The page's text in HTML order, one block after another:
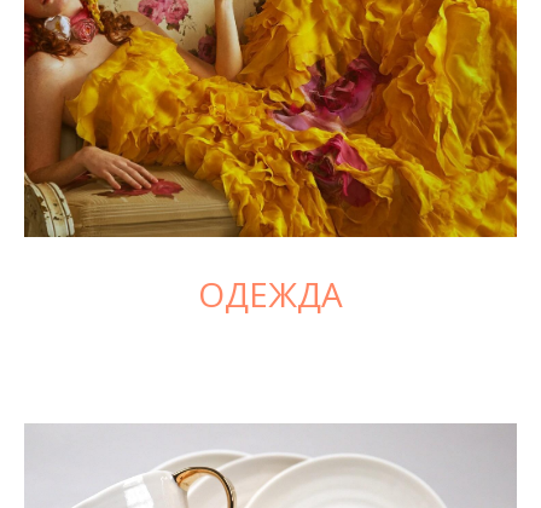
ОДЕЖДА